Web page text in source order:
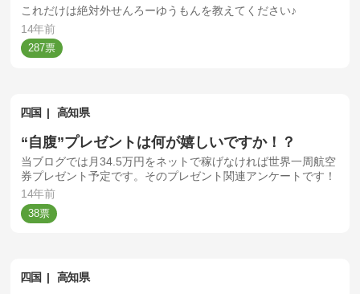
これだけは絶対外せんろーゆうもんを教えてください♪
14年前
287
四国 高知県
“自腹”プレゼントは何が嬉しいですか！？
当ブログでは月34.5万円をネットで稼げなければ世界一周航空
券プレゼント予定です。そのプレゼント関連アンケートです！
14年前
38
四国 高知県